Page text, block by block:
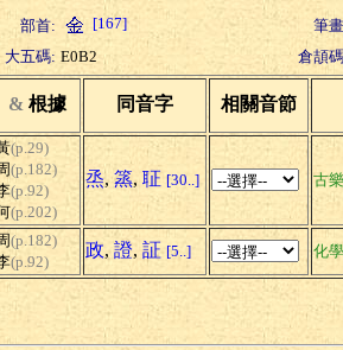
部首: [167]
筆
大五碼: E0B2 倉頡
& 根據 同音字 相關音節
(p.29)
(p.182)
(p.92)
(p.202)
烝, 篜, 聇 [30..] 古
(p.182)
(p.92)
政, 證, 証 [5..] 化